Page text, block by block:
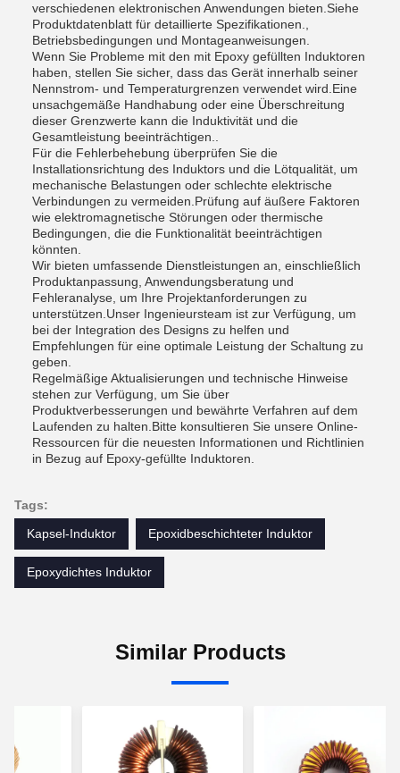
verschiedenen elektronischen Anwendungen bieten.Siehe
Produktdatenblatt für detaillierte Spezifikationen.,
Betriebsbedingungen und Montageanweisungen.
Wenn Sie Probleme mit den mit Epoxy gefüllten Induktoren
haben, stellen Sie sicher, dass das Gerät innerhalb seiner
Nennstrom- und Temperaturgrenzen verwendet wird.Eine
unsachgemäße Handhabung oder eine Überschreitung
dieser Grenzwerte kann die Induktivität und die
Gesamtleistung beeinträchtigen..
Für die Fehlerbehebung überprüfen Sie die
Installationsrichtung des Induktors und die Lötqualität, um
mechanische Belastungen oder schlechte elektrische
Verbindungen zu vermeiden.Prüfung auf äußere Faktoren
wie elektromagnetische Störungen oder thermische
Bedingungen, die die Funktionalität beeinträchtigen
könnten.
Wir bieten umfassende Dienstleistungen an, einschließlich
Produktanpassung, Anwendungsberatung und
Fehleranalyse, um Ihre Projektanforderungen zu
unterstützen.Unser Ingenieursteam ist zur Verfügung, um
bei der Integration des Designs zu helfen und
Empfehlungen für eine optimale Leistung der Schaltung zu
geben.
Regelmäßige Aktualisierungen und technische Hinweise
stehen zur Verfügung, um Sie über
Produktverbesserungen und bewährte Verfahren auf dem
Laufenden zu halten.Bitte konsultieren Sie unsere Online-
Ressourcen für die neuesten Informationen und Richtlinien
in Bezug auf Epoxy-gefüllte Induktoren.
Tags:
Kapsel-Induktor
Epoxidbeschichteter Induktor
Epoxydichtes Induktor
Similar Products